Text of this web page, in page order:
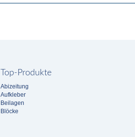
Top-Produkte
Abizeitung
Aufkleber
Beilagen
Blöcke